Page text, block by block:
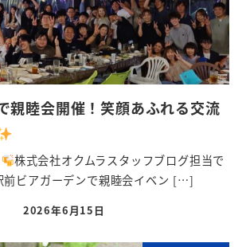
親睦会開催！笑顔あふれる交流
株式会社オクムラスタッフブログ担当で
前ビアガーデンで親睦会イベン […]
2026年6月15日